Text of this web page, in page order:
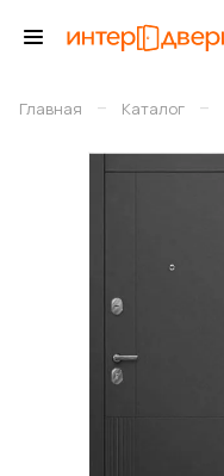
Главная – Каталог –